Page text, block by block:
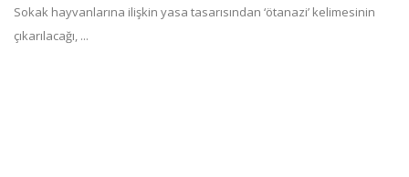
Sokak hayvanlarına ilişkin yasa tasarısından ‘ötanazi’ kelimesinin
çıkarılacağı, ...